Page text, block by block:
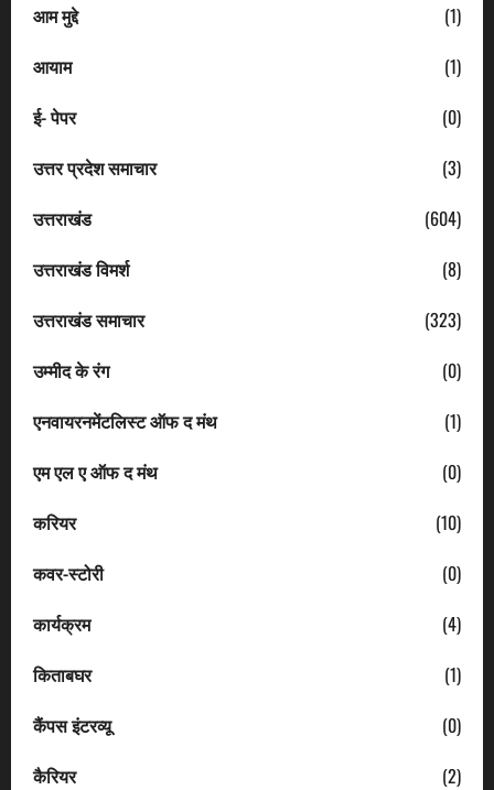
आम मुद्दे
(1)
आयाम
(1)
ई- पेपर
(0)
उत्तर प्रदेश समाचार
(3)
उत्तराखंड
(604)
उत्तराखंड विमर्श
(8)
उत्तराखंड समाचार
(323)
उम्मीद के रंग
(0)
एनवायरनमेंटलिस्ट ऑफ द मंथ
(1)
एम एल ए ऑफ द मंथ
(0)
करियर
(10)
कवर-स्टोरी
(0)
कार्यक्रम
(4)
किताबघर
(1)
कैंपस इंटरव्यू
(0)
कैरियर
(2)